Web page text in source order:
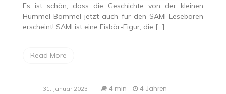
Es ist schön, dass die Geschichte von der kleinen
Hummel Bommel jetzt auch für den SAMI-Lesebären
erscheint! SAMI ist eine Eisbär-Figur, die […]
Read More
31. Januar 2023 4 min
4 Jahren